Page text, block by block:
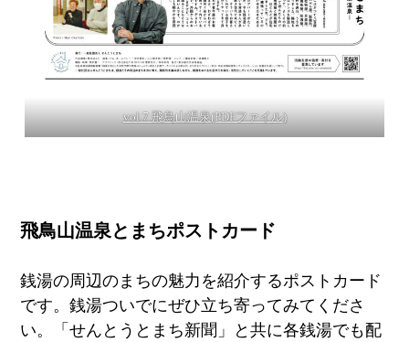
vol.7 飛鳥山温泉(PDFファイル)
飛鳥山温泉とまちポストカード
銭湯の周辺のまちの魅力を紹介するポストカード
です。銭湯ついでにぜひ立ち寄ってみてくださ
い。「せんとうとまち新聞」と共に各銭湯でも配